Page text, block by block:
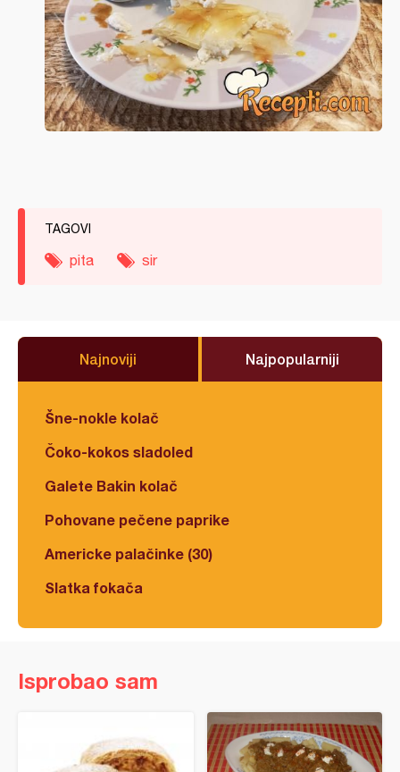
TAGOVI
pita sir
Najnoviji Najpopularniji
Šne-nokle kolač
Čoko-kokos sladoled
Galete Bakin kolač
Pohovane pečene paprike
Americke palačinke (30)
Slatka fokača
Isprobao sam